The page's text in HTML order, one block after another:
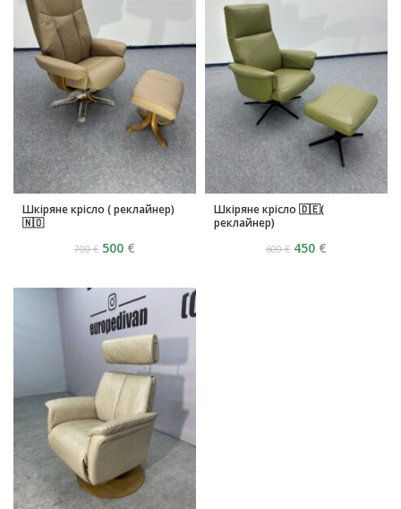
Шкіряне крісло ( реклайнер)
🇳🇴
700€ 500 €
Шкіряне крісло 🇩🇪(
реклайнер)
600€ 450 €